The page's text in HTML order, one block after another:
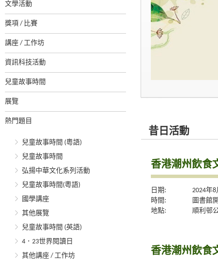
文學活動
獎項 / 比賽
講座 / 工作坊
資訊科技活動
兒童故事時間
展覽
熱門題目
兒童故事時間 (粵語)
兒童故事時間
弘揚中華文化系列活動
兒童故事時間(粵語)
國學講座
其他展覽
兒童故事時間 (英語)
4．23世界閱讀日
其他講座 / 工作坊
昔日活動
香港潮州飲食
日期:
2024年
時間:
圖書館
地點:
順利邨
香港潮州飲食